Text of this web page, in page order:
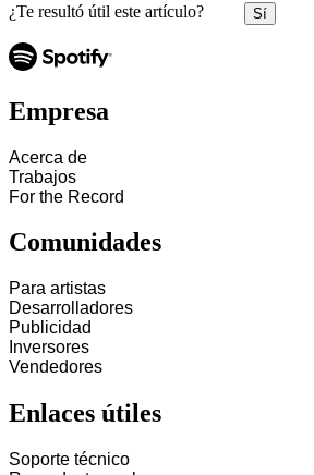
¿Te resultó útil este artículo? Sí
Empresa
Acerca de
Trabajos
For the Record
Comunidades
Para artistas
Desarrolladores
Publicidad
Inversores
Vendedores
Enlaces útiles
Soporte técnico